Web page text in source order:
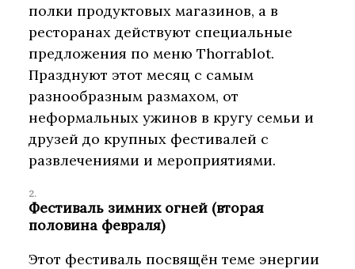
полки продуктовых магазинов, а в
ресторанах действуют специальные
предложения по меню Thorrablot.
Празднуют этот месяц с самым
разнообразным размахом, от
неформальных ужинов в кругу семьи и
друзей до крупных фестивалей с
развлечениями и мероприятиями.
Фестиваль зимних огней (вторая
половина февраля)
Этот фестиваль посвящён теме энергии